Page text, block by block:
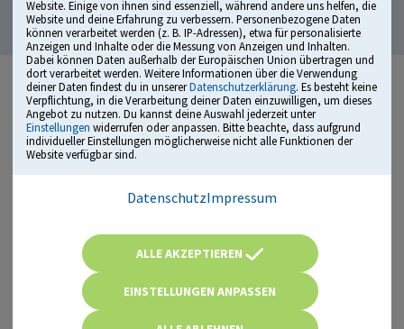
Website. Einige von ihnen sind essenziell, während andere uns helfen, die
Website und deine Erfahrung zu verbessern. Personenbezogene Daten
können verarbeitet werden (z. B. IP-Adressen), etwa für personalisierte
Anzeigen und Inhalte oder die Messung von Anzeigen und Inhalten.
Dabei können Daten außerhalb der Europäischen Union übertragen und
dort verarbeitet werden. Weitere Informationen über die Verwendung
deiner Daten findest du in unsererDatenschutzerklärung. Es besteht keine
Verpflichtung, in die Verarbeitung deiner Daten einzuwilligen, um dieses
Angebot zu nutzen. Du kannst deine Auswahl jederzeit unter
Einstellungen widerrufen oder anpassen. Bitte beachte, dass aufgrund
individueller Einstellungen möglicherweise nicht alle Funktionen der
Website verfügbar sind.
DatenschutzImpressum
ALLE AKZEPTIEREN
EINSTELLUNGEN ANPASSEN
Mathematik
Im Bereich Mathematik wird deine rechnerische Fitness